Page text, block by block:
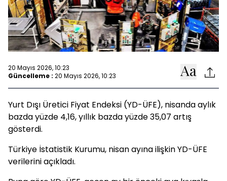
20 Mayıs 2026, 10:23
Güncelleme : 20 Mayıs 2026, 10:23
Yurt Dışı Üretici Fiyat Endeksi (YD-ÜFE), nisanda aylık
bazda yüzde 4,16, yıllık bazda yüzde 35,07 artış
gösterdi.
Türkiye İstatistik Kurumu, nisan ayına ilişkin YD-ÜFE
verilerini açıkladı.